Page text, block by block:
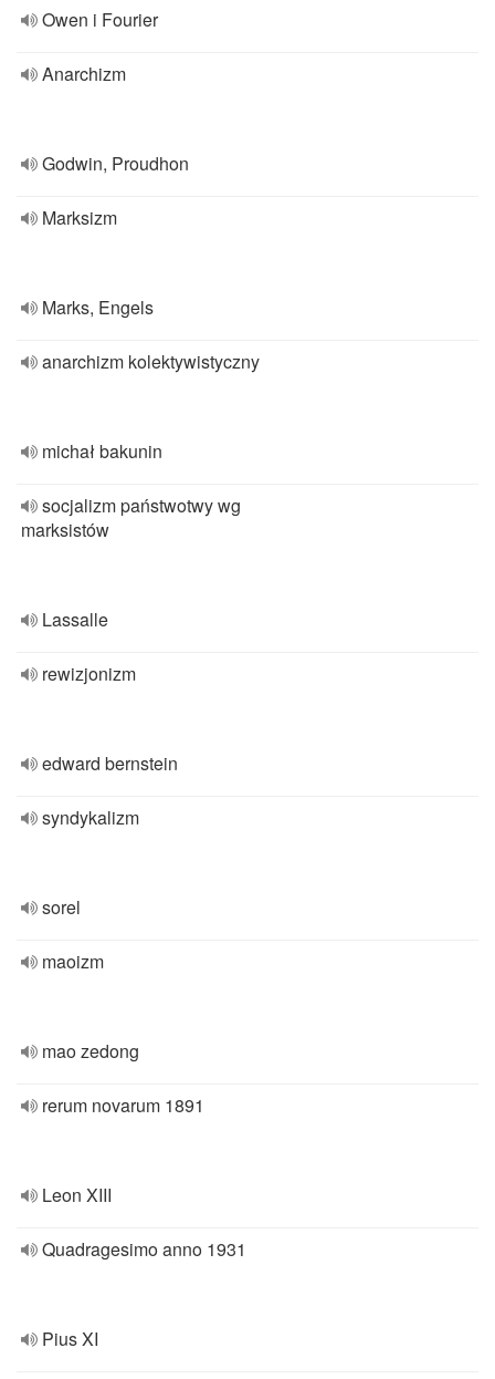
Owen i Fourier
Anarchizm
Godwin, Proudhon
Marksizm
Marks, Engels
anarchizm kolektywistyczny
michał bakunin
socjalizm państwotwy wg
marksistów
Lassalle
rewizjonizm
edward bernstein
syndykalizm
sorel
maoizm
mao zedong
rerum novarum 1891
Leon XIII
Quadragesimo anno 1931
Pius XI